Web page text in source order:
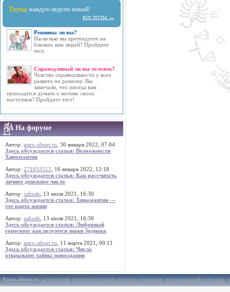
Тесты: каждую неделю новый!
все тесты →
Ревнивы ли вы?
Насколько вы претендуете на
близких вам людей? Пройдите
тест.
Справедливый ли вы человек?
Чувство справедливости у всех
развито по разному. Вы
замечали, что иногда вам
приходится думать о мотиве своих
поступков? Пройдите тест!
На форуме
Автор: astro.sibnet.ru , 30 января 2022, 07:04
Здесь обсуждается статья: Возможности
Хиромантии
Автор: 271033511
, 16 января 2022, 12:18
Здесь обсуждается статья: Как рассчитать
личное денежное число
Автор: zabzab , 13 июля 2021, 16:30
Здесь обсуждается статья: Хиромантия —
это карта жизни
Автор: zabzab , 13 июля 2021, 16:30
Здесь обсуждается статья: Любовный
гороскоп: как целуются знаки Зодиака
Автор: astro.sibnet.ru , 11 марта 2021, 00:11
Здесь обсуждается статья: Числа
открывают тайны мироздания
Astro.sibnet.ru:астрология,астрологический прогноз,гороскоп,персональный гороскоп,